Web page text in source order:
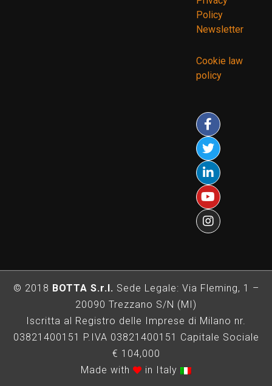
Policy
Newsletter
Cookie law
policy
© 2018 BOTTA S.r.l. Sede Legale: Via Fleming, 1 –
20090 Trezzano S/N (MI)
Iscritta al Registro delle Imprese di Milano nr.
03821400151 P.IVA 03821400151 Capitale Sociale
€ 104,000
Made with
in Italy